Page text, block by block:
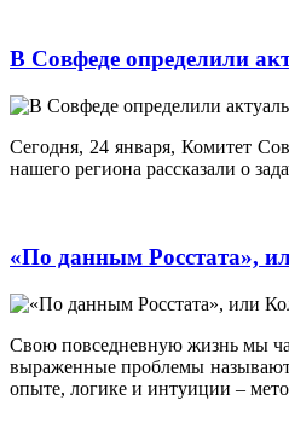
В Совфеде определили
Сегодня, 24 января, Комитет
нашего региона рассказали о
«По данным Росстата»,
Свою повседневную жизнь мы
выраженные проблемы
опыте, логике и интуиции –